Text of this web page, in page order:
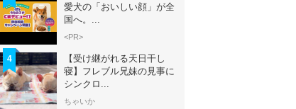
愛犬の「おいしい顔」が全
国へ。...
<PR>
4
【受け継がれる天日干し
寝】フレブル兄妹の見事に
シンクロ...
ちゃいか